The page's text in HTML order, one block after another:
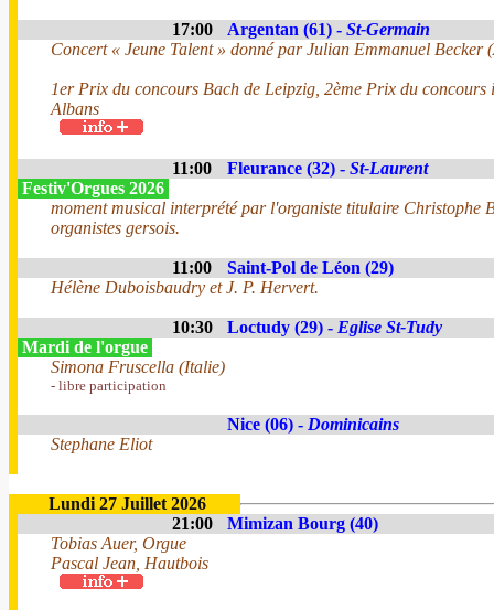
17:00 Argentan (61) - St-Germain
Concert « Jeune Talent » donné par Julian Emmanuel Becker
1er Prix du concours Bach de Leipzig, 2ème Prix du concours
Albans
11:00 Fleurance (32) - St-Laurent
Festiv'Orgues 2026
moment musical interprété par l'organiste titulaire Christophe
organistes gersois.
11:00
Saint-Pol de Léon (29)
Hélène Duboisbaudry et J. P. Hervert.
10:30 Loctudy (29) - Eglise St-Tudy
Mardi de l'orgue
Simona Fruscella (Italie)
- libre participation
Nice (06) - Dominicains
Stephane Eliot
Lundi 27 Juillet 2026
21:00
Mimizan Bourg (40)
Tobias Auer, Orgue
Pascal Jean, Hautbois